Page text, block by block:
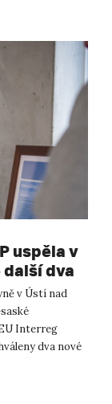
uspěla v
dva
v Ústí nad
Interreg
dva nové